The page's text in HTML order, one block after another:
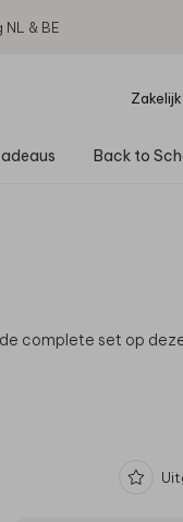
& BE
Zakelijk
Back to
complete set op